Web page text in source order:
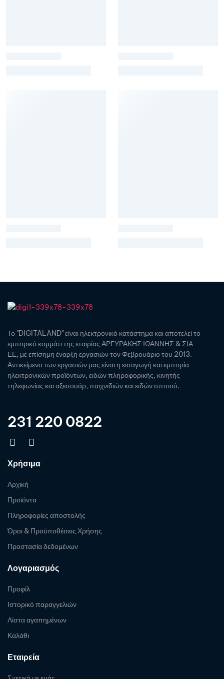
Το "DIGITALAND" είναι ηλεκτρονικό κατάστημα και αποτελεί το
εμπορικό κομμάτι της εταιρίας ΑΡΓΥΡΑΚΗΣ ΙΩΑΝΝΗΣ & ΣΙΑ
ΕΕ, με επίσημη έναρξη εργασιών τον Φεβρουάριο του 2013.
Αντικείμενο των εργασιών μας είναι η εισαγωγή και εμπορία
ηλεκτρονικών προϊόντων, ειδών πληροφορικής, κινητής
τηλεφωνίας και αξεσουάρ, παιχνιδιών και ειδών σπιτιού.
231 220 0822
Χρήσιμα
Αρχική
Προϊόντα
Πληροφορίες αποστολής
Όροι & Προϋποθέσεις Χρήσης
Προστασία δεδομένων
Λογαριασμός
Προφίλ
Ιστορικό παραγγελιών
Λίστα αγαπημένων
Καλάθι
Εταιρεία